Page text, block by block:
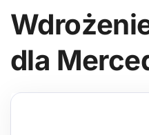
dla